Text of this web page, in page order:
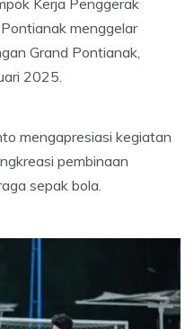
menggelar
Grand Pontianak,
2025.
mengapresiasi kegiatan
pembinaan
sepak bola.